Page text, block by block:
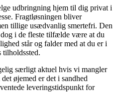
udbringning hjem til dig privat i
Fragtløsningen bliver
tillige usædvanlig smertefri. Den
i de fleste tilfælde være at du
står og falder med at du er i
tilholdssted.
særligt aktuel hvis vi mangler
øjemed er det i sandhed
leveringstidspunkt for